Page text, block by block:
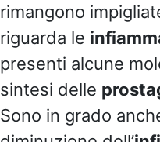
rimangono
riguarda le
presenti alcune
sintesi delle
Sono in grado